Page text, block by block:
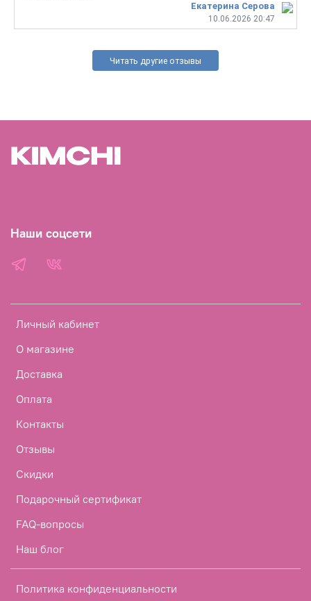
Екатерина Серова
10.06.2026 20:47
Читать другие отзывы
Личный кабинет
О магазине
Доставка
Оплата
Контакты
Отзывы
Скидки
Подарочный сертификат
FAQ-вопросы
Наш блог
Политика конфиденциальности
Наши соцсети